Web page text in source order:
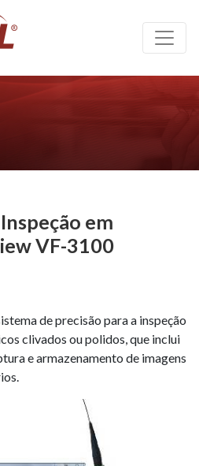
em
VF-3100
de precisão para a inspeção
clivados ou polidos, que inclui
e armazenamento de imagens